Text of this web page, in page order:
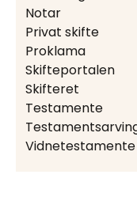
Notar
Privat skifte
Proklama
Skifteportalen
Skifteret
Testamente
Vidnetestamente